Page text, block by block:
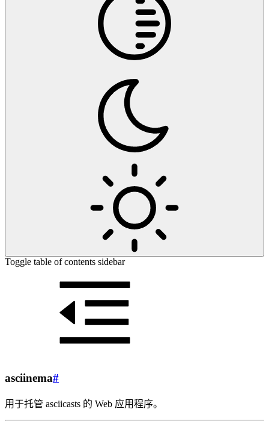
Toggle table of contents sidebar
asciinema#
用于托管 asciicasts 的 Web 应用程序。